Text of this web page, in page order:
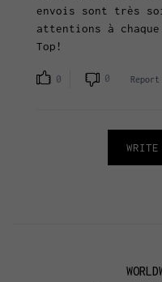
envois sont très
attentions à
Top!
0 0 Report